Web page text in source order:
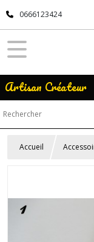
0666123424
Artisan Créateur
Accueil